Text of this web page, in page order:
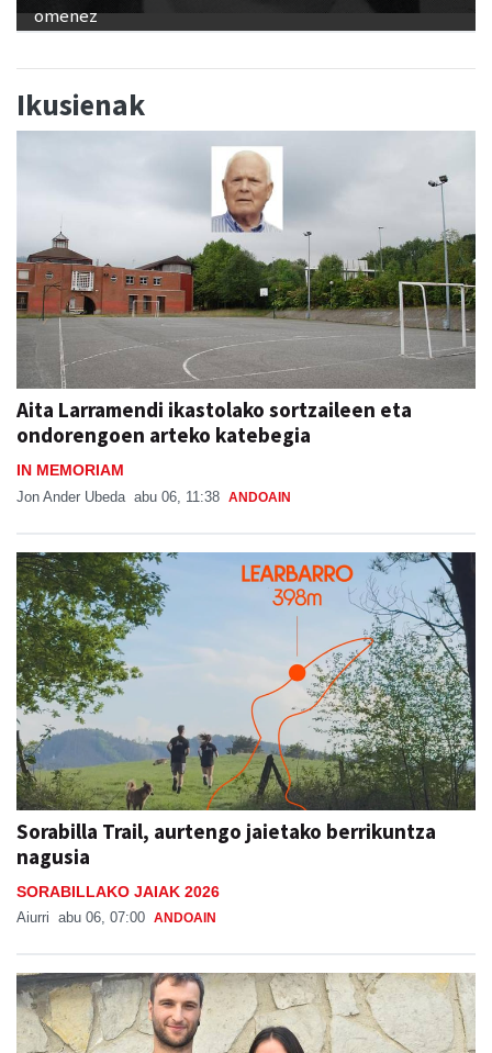
omenez
Ikusienak
Aita Larramendi ikastolako sortzaileen eta
ondorengoen arteko katebegia
IN MEMORIAM
Jon Ander Ubeda abu 06, 11:38 ANDOAIN
Sorabilla Trail, aurtengo jaietako berrikuntza
nagusia
SORABILLAKO JAIAK 2026
Aiurri abu 06, 07:00 ANDOAIN